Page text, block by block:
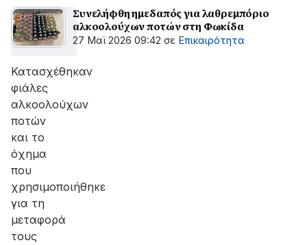
ΔΕΔΔΗΕ
για
την
της
βλάβης
Συνελήφθη ημεδαπός για λαθρεμπόριο
αλκοολούχων ποτών στη Φωκίδα
27 Μαϊ 2026 09:42 σε Επικαιρότητα
Κατασχέθηκαν
φιάλες
αλκοολούχων
ποτών
και το
όχημα
που
χρησιμοποιήθηκε
για τη
μεταφορά
τους